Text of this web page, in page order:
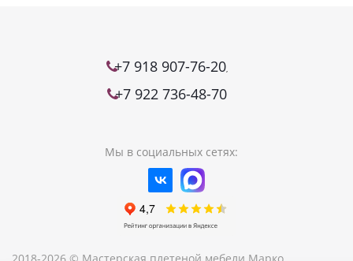
+7 918 907-76-20,
+7 922 736-48-70
Мы в социальных сетях: